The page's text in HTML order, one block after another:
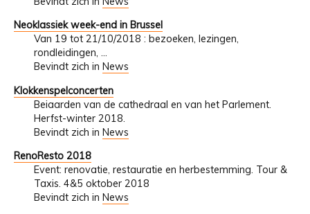
Neoklassiek week-end in Brussel
Van 19 tot 21/10/2018 : bezoeken, lezingen,
rondleidingen, ...
Bevindt zich in News
Klokkenspelconcerten
Beiaarden van de cathedraal en van het Parlement.
Herfst-winter 2018.
Bevindt zich in News
RenoResto 2018
Event: renovatie, restauratie en herbestemming. Tour &
Taxis. 4&5 oktober 2018
Bevindt zich in News